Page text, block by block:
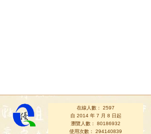
在線人數： 2597
自 2014 年 7 月 8 日起
瀏覽人數： 80186932
使用次數： 294140839